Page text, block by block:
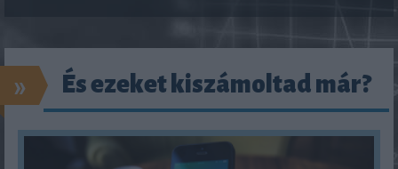
» És ezeket kiszámoltad már?